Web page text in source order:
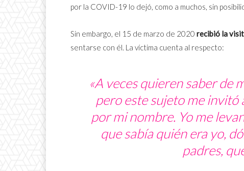
por la COVID-19 lo dejó, como a muchos, sin
Sin embargo, el 15 de marzo de 2020 recibió la
sentarse con él. La víctima cuenta al respecto:
«A veces quieren saber de
pero este sujeto me invitó
por mi nombre. Yo me
que sabía quién era yo,
padres,